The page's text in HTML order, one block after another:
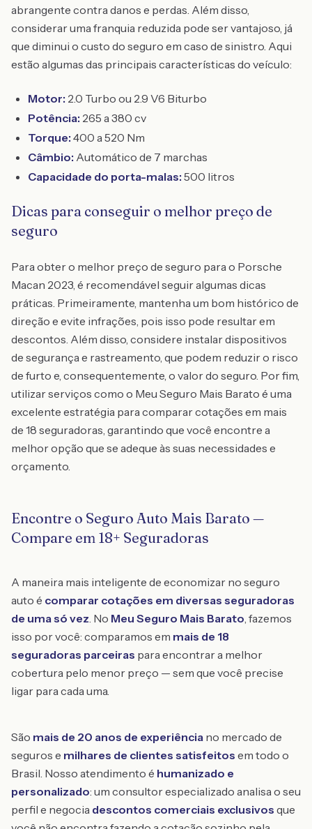
abrangente contra danos e perdas. Além disso,
considerar uma franquia reduzida pode ser vantajoso, já
que diminui o custo do seguro em caso de sinistro. Aqui
estão algumas das principais características do veículo:
Motor: 2.0 Turbo ou 2.9 V6 Biturbo
Potência: 265 a 380 cv
Torque: 400 a 520 Nm
Câmbio: Automático de 7 marchas
Capacidade do porta-malas: 500 litros
Dicas para conseguir o melhor preço de
seguro
Para obter o melhor preço de seguro para o Porsche
Macan 2023, é recomendável seguir algumas dicas
práticas. Primeiramente, mantenha um bom histórico de
direção e evite infrações, pois isso pode resultar em
descontos. Além disso, considere instalar dispositivos
de segurança e rastreamento, que podem reduzir o risco
de furto e, consequentemente, o valor do seguro. Por fim,
utilizar serviços como o Meu Seguro Mais Barato é uma
excelente estratégia para comparar cotações em mais
de 18 seguradoras, garantindo que você encontre a
melhor opção que se adeque às suas necessidades e
orçamento.
Encontre o Seguro Auto Mais Barato —
Compare em 18+ Seguradoras
A maneira mais inteligente de economizar no seguro
auto é comparar cotações em diversas seguradoras
de uma só vez. No Meu Seguro Mais Barato, fazemos
isso por você: comparamos em mais de 18
seguradoras parceiras para encontrar a melhor
cobertura pelo menor preço — sem que você precise
ligar para cada uma.
São mais de 20 anos de experiência no mercado de
seguros e milhares de clientes satisfeitos em todo o
Brasil. Nosso atendimento é humanizado e
personalizado: um consultor especializado analisa o seu
perfil e negocia descontos comerciais exclusivos que